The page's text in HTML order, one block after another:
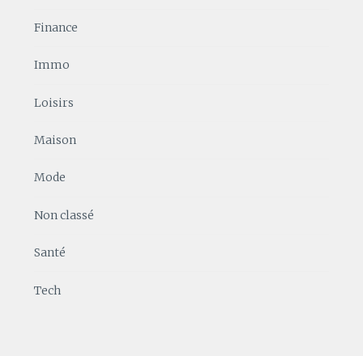
Finance
Immo
Loisirs
Maison
Mode
Non classé
Santé
Tech